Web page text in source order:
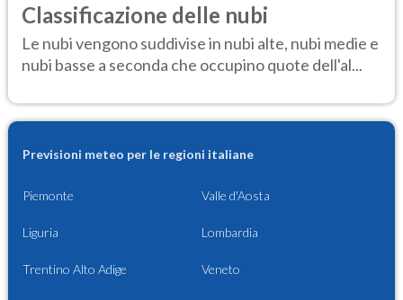
Classificazione delle nubi
Le nubi vengono suddivise in nubi alte, nubi medie e
nubi basse a seconda che occupino quote dell'al...
Previsioni meteo per le regioni italiane
Piemonte Valle d'Aosta
Liguria Lombardia
Trentino Alto Adige Veneto